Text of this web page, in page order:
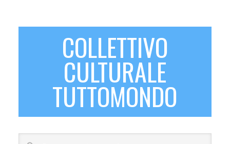
COLLETTIVO
CULTURALE
TUTTOMONDO